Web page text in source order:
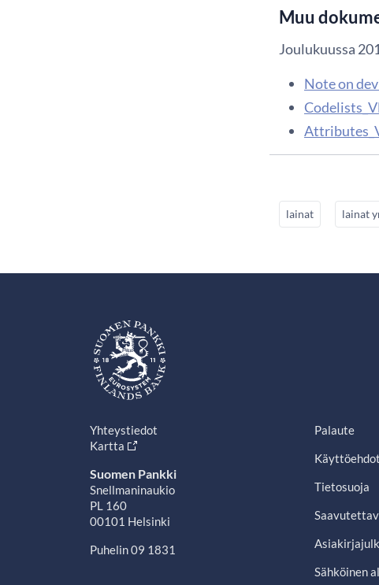
Muu
Joulukuussa
Note on
lainat lainat
Yhteystiedot
Kartta
Suomen Pankki
Snellmaninaukio
PL 160
00101 Helsinki
Puhelin 09 1831
Palaute
Käyttöehdot
Tietosuoja
Sähköinen